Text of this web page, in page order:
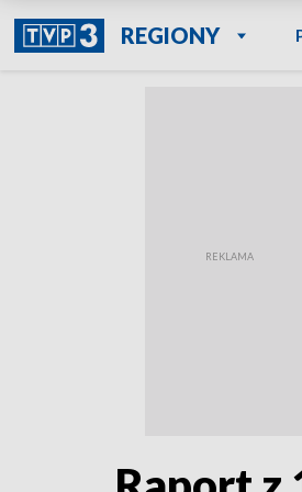
REGIONY